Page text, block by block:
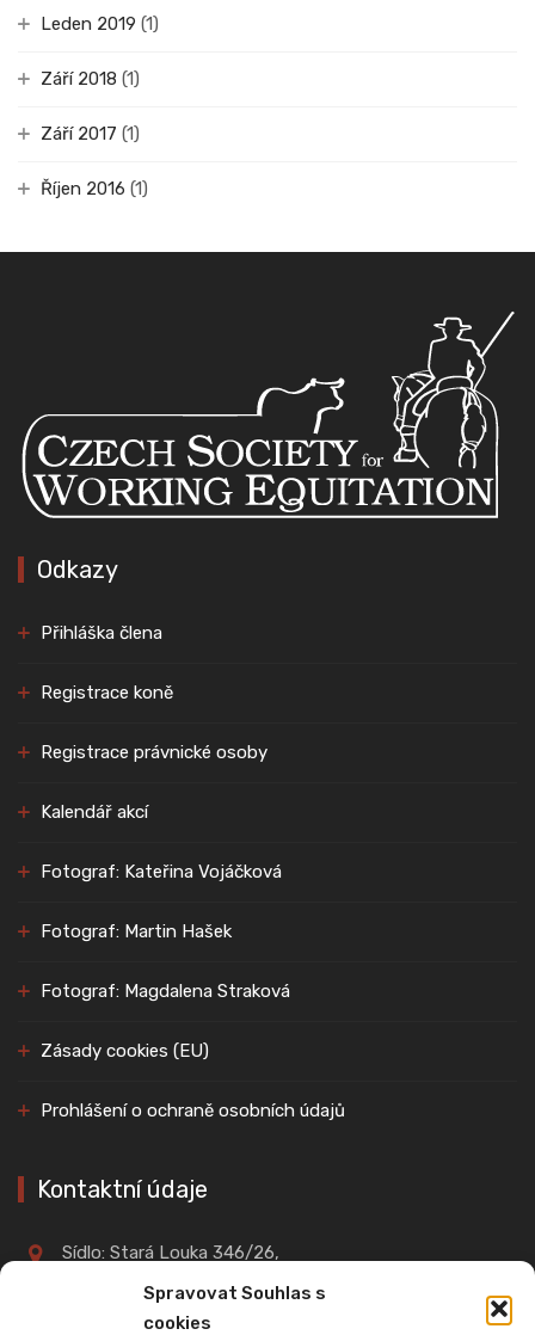
Spravovat Souhlas s
cookies
Leden 2019 (1)
Září 2018 (1)
Září 2017 (1)
Říjen 2016 (1)
Odkazy
Přihláška člena
Registrace koně
Registrace právnické osoby
Kalendář akcí
Fotograf: Kateřina Vojáčková
Fotograf: Martin Hašek
Fotograf: Magdalena Straková
Zásady cookies (EU)
Prohlášení o ochraně osobních údajů
Kontaktní údaje
Sídlo: Stará Louka 346/26,
360 01, Karlovy Vary